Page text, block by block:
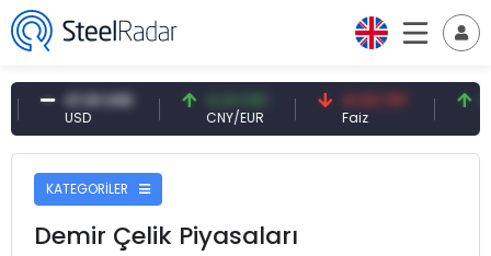
47,61 USD 0,13 CNY
CNY/EUR
41,53 TRY 83,27
KATEGORİLER
Demir Çelik Piyasaları